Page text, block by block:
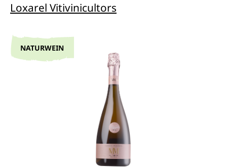
Loxarel Vitivinicultors
Bildergalerie überspringen
NATURWEIN